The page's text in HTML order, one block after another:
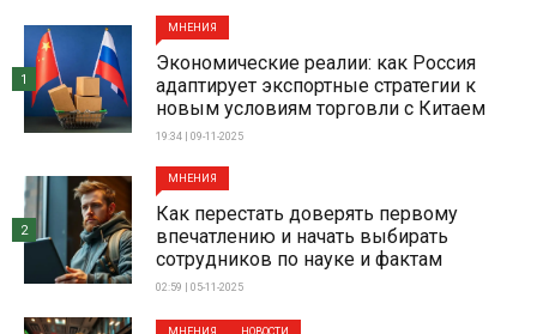
МНЕНИЯ
Экономические реалии: как Россия
адаптирует экспортные стратегии к
новым условиям торговли с Китаем
19:34 | 09-11-2025
1
МНЕНИЯ
Как перестать доверять первому
впечатлению и начать выбирать
сотрудников по науке и фактам
02:59 | 05-11-2025
2
МНЕНИЯ НОВОСТИ